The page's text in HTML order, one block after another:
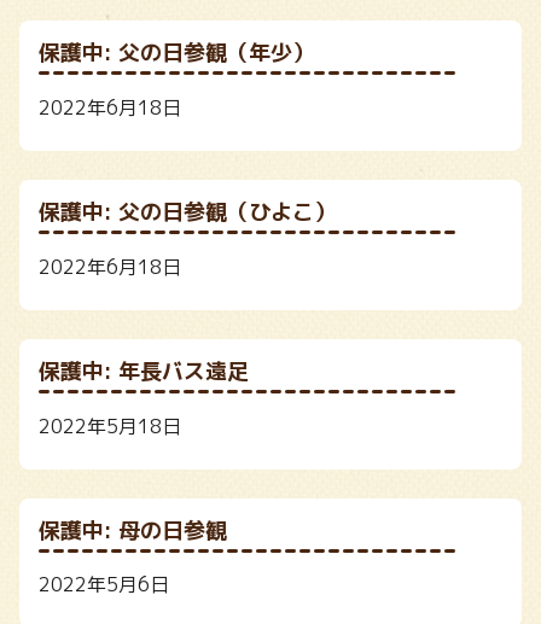
保護中: 父の日参観（年少）
2022年6月18日
保護中: 父の日参観（ひよこ）
2022年6月18日
保護中: 年長バス遠足
2022年5月18日
保護中: 母の日参観
2022年5月6日